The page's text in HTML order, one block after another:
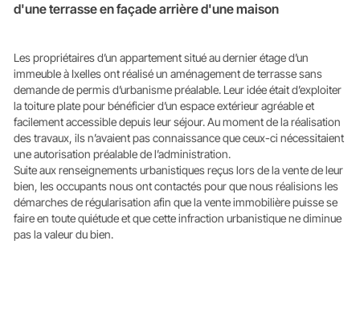
d'une terrasse en façade arrière d'une maison
Les propriétaires d’un appartement situé au dernier étage d’un
immeuble à Ixelles ont réalisé un aménagement de terrasse sans
demande de permis d’urbanisme préalable. Leur idée était d’exploiter
la toiture plate pour bénéficier d’un espace extérieur agréable et
facilement accessible depuis leur séjour. Au moment de la réalisation
des travaux, ils n’avaient pas connaissance que ceux-ci nécessitaient
une autorisation préalable de l’administration.
Suite aux renseignements urbanistiques reçus lors de la vente de leur
bien, les occupants nous ont contactés pour que nous réalisions les
démarches de régularisation afin que la vente immobilière puisse se
faire en toute quiétude et que cette infraction urbanistique ne diminue
pas la valeur du bien.